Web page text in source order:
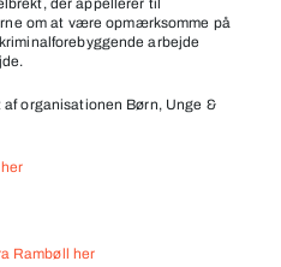
der appellerer til
om at være opmærksomme på
arbejde
organisationen Børn, Unge &
Rambøll her